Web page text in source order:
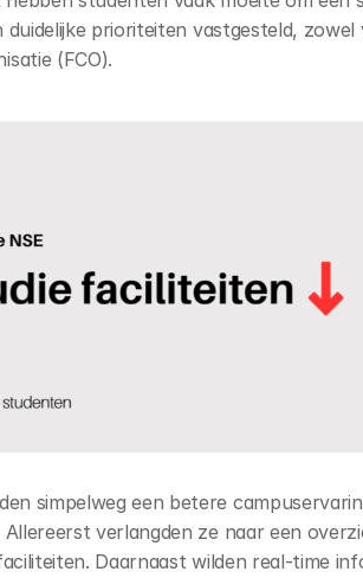
duidelijke prioriteiten vastgesteld,
(FCO).
simpelweg een betere
verlangden ze naar een
Daarnaast wilden real-time